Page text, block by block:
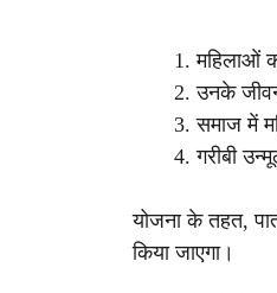
महिलाओं
उनके
समाज में
गरीबी
योजना के तहत,
किया जाएगा।